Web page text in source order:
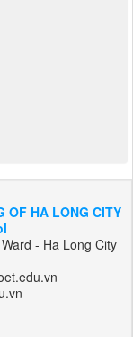
OF HA LONG CITY
- Ha Long City